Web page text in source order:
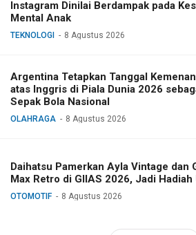
Instagram Dinilai Berdampak pada
Mental Anak
TEKNOLOGI 8 Agustus 2026
Argentina Tetapkan Tanggal
atas Inggris di Piala Dunia 2026
Sepak Bola Nasional
OLAHRAGA 8 Agustus 2026
Daihatsu Pamerkan Ayla Vintage dan
Max Retro di GIIAS 2026, Jadi Hadiah
OTOMOTIF 8 Agustus 2026